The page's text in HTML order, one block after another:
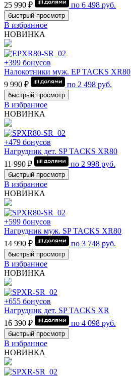
25 990 ₽
по 6 498 руб.
быстрый просмотр
В избранное
НОВИНКА
+399 бонусов
Налокотники муж. EP TACKS XR80
9 990 ₽
по 2 498 руб.
быстрый просмотр
В избранное
НОВИНКА
+479 бонусов
Нагрудник дет. SP TACKS XR80
11 990 ₽
по 2 998 руб.
быстрый просмотр
В избранное
НОВИНКА
+599 бонусов
Нагрудник муж. SP TACKS XR80
14 990 ₽
по 3 748 руб.
быстрый просмотр
В избранное
НОВИНКА
+655 бонусов
Нагрудник дет. SP TACKS XR
16 390 ₽
по 4 098 руб.
быстрый просмотр
В избранное
НОВИНКА